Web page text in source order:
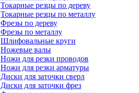
Токарные резцы по дереву
Токарные резцы по металлу
Фрезы по дереву
Фрезы по металлу
Шлифовальные круги
Ножевые валы
Ножи для резки проводов
Ножи для резки арматуры
Диски для заточки сверл
Диски для заточки фрез